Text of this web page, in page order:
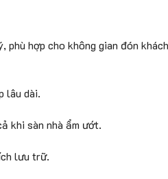
phù hợp cho không gian đón
lâu dài.
khi sàn nhà ẩm ướt.
lưu trữ.